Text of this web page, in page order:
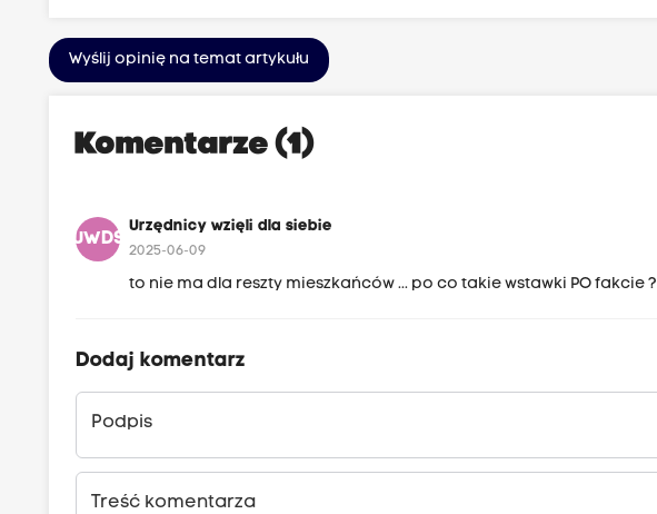
Wyślij opinię na temat artykułu
Komentarze (1)
UWDS
Urzędnicy wzięli dla siebie
2025-06-09
to nie ma dla reszty mieszkańców ... po co takie wstawki PO fakcie ?
Dodaj komentarz
Podpis
Treść komentarza